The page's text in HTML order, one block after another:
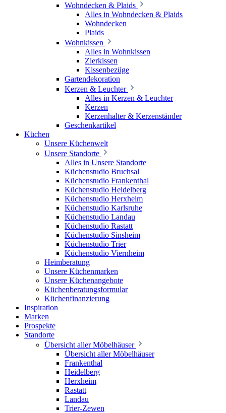
Wohndecken & Plaids
Alles in Wohndecken & Plaids
Wohndecken
Plaids
Wohnkissen
Alles in Wohnkissen
Zierkissen
Kissenbezüge
Gartendekoration
Kerzen & Leuchter
Alles in Kerzen & Leuchter
Kerzen
Kerzenhalter & Kerzenständer
Geschenkartikel
Küchen
Unsere Küchenwelt
Unsere Standorte
Alles in Unsere Standorte
Küchenstudio Bruchsal
Küchenstudio Frankenthal
Küchenstudio Heidelberg
Küchenstudio Herxheim
Küchenstudio Karlsruhe
Küchenstudio Landau
Küchenstudio Rastatt
Küchenstudio Sinsheim
Küchenstudio Trier
Küchenstudio Viernheim
Heimberatung
Unsere Küchenmarken
Unsere Küchenangebote
Küchenberatungsformular
Küchenfinanzierung
Inspiration
Marken
Prospekte
Standorte
Übersicht aller Möbelhäuser
Übersicht aller Möbelhäuser
Frankenthal
Heidelberg
Herxheim
Rastatt
Landau
Trier-Zewen